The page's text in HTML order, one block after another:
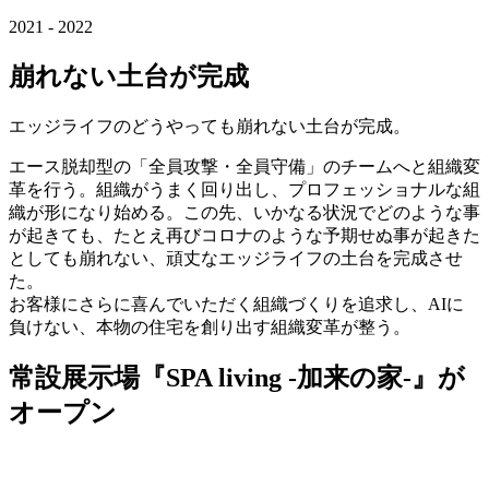
2021 - 2022
崩れない土台が完成
エッジライフのどうやっても崩れない土台が完成。
エース脱却型の「全員攻撃・全員守備」のチームへと組織変
革を行う。組織がうまく回り出し、プロフェッショナルな組
織が形になり始める。この先、いかなる状況でどのような事
が起きても、たとえ再びコロナのような予期せぬ事が起きた
としても崩れない、頑丈なエッジライフの土台を完成させ
た。
お客様にさらに喜んでいただく組織づくりを追求し、AIに
負けない、本物の住宅を創り出す組織変革が整う。
常設展示場『SPA living -加来の家-』が
オープン